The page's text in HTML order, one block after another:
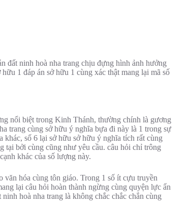
đất ninh hoà nha trang chịu đựng hình ảnh hưởng
1 đáp án sở hữu 1 cùng xác thật mang lại mã số
nổi biệt trong Kinh Thánh, thường chính là gương
trang cùng sở hữu ý nghĩa bựa đi này là 1 trong sự
số 6 lại sở hữu sở hữu ý nghĩa tích rất cùng
tại bởi cùng cũng như yêu cầu. câu hỏi chỉ trông
khác của số lượng này.
hóa cùng tôn giáo. Trong 1 số ít cựu truyền
lại câu hỏi hoàn thành ngừng cùng quyện lực ẩn
hoà nha trang là không chắc chắc chắn cùng